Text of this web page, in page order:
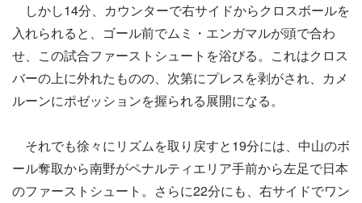
しかし14分、カウンターで右サイドからクロスボールを
入れられると、ゴール前でムミ・エンガマルが頭で合わ
せ、この試合ファーストシュートを浴びる。これはクロス
バーの上に外れたものの、次第にプレスを剥がされ、カメ
ルーンにポゼッションを握られる展開になる。
それでも徐々にリズムを取り戻すと19分には、中山のボ
ール奪取から南野がペナルティエリア手前から左足で日本
のファーストシュート。さらに22分にも、右サイドでワン